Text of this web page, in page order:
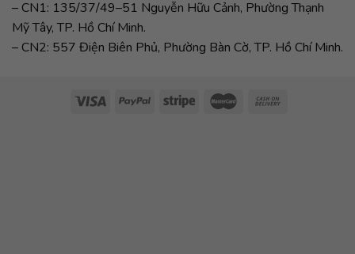
– CN1: 135/37/49–51 Nguyễn Hữu Cảnh, Phường Thạnh
Mỹ Tây, TP. Hồ Chí Minh.
– CN2: 557 Điện Biên Phủ, Phường Bàn Cờ, TP. Hồ Chí Minh.